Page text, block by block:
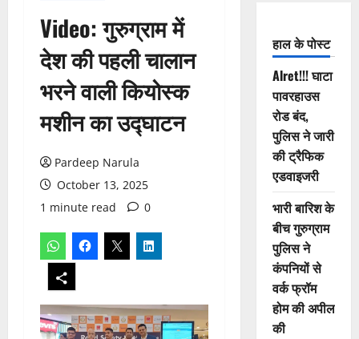
Video: गुरुग्राम में
देश की पहली चालान
भरने वाली कियोस्क
मशीन का उद्घाटन
Pardeep Narula
October 13, 2025
1 minute read
0
हाल के पोस्ट
Alret!!! घाटा
पावरहाउस
रोड बंद,
पुलिस ने जारी
की ट्रैफिक
एडवाइजरी
भारी बारिश के
बीच गुरुग्राम
पुलिस ने
कंपनियों से
वर्क फ्रॉम
होम की अपील
की